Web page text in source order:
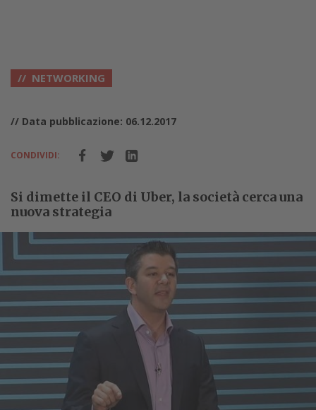
NETWORKING
// Data pubblicazione: 06.12.2017
CONDIVIDI:
Si dimette il CEO di Uber, la società cerca una
nuova strategia